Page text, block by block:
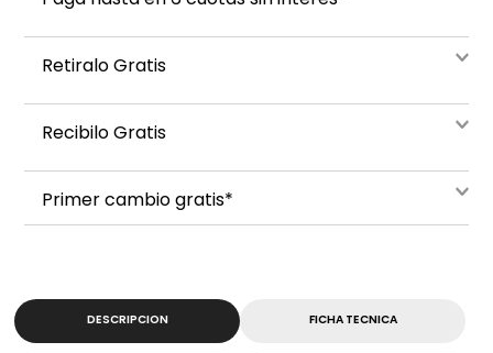
Retiralo Gratis
Recibilo Gratis
Primer cambio gratis*
DESCRIPCION FICHA TECNICA